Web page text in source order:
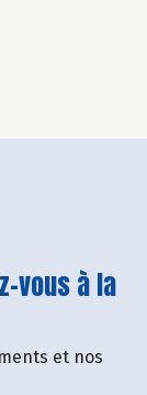
vous à la
et nos